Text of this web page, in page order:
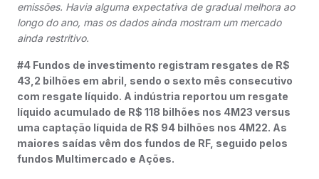
emissões. Havia alguma expectativa de gradual melhora ao
longo do ano, mas os dados ainda mostram um mercado
ainda restritivo.
#4 Fundos de investimento registram resgates de R$
43,2 bilhões em abril, sendo o sexto mês consecutivo
com resgate líquido. A indústria reportou um resgate
líquido acumulado de R$ 118 bilhões nos 4M23 versus
uma captação líquida de R$ 94 bilhões nos 4M22. As
maiores saídas vêm dos fundos de RF, seguido pelos
fundos Multimercado e Ações.